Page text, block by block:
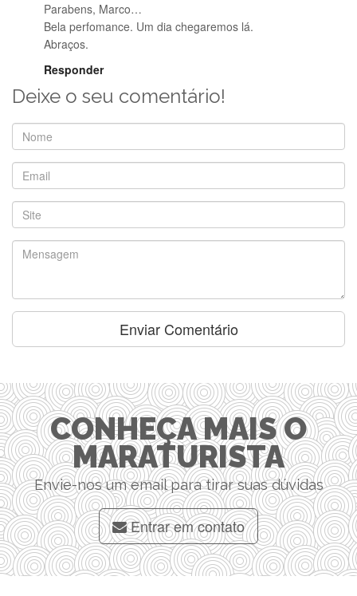
Parabens, Marco…
Bela perfomance. Um dia chegaremos lá.
Abraços.
Responder
Deixe o seu comentário!
CONHEÇA MAIS O
MARATURISTA
Envie-nos um email para tirar suas dúvidas
Entrar em contato